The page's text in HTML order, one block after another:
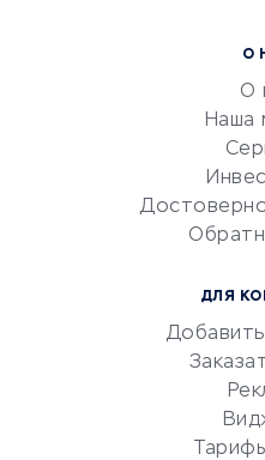
документооборот
Юридические
Бухгалтерия онлайн
О
О
Наша
ДЛЯ